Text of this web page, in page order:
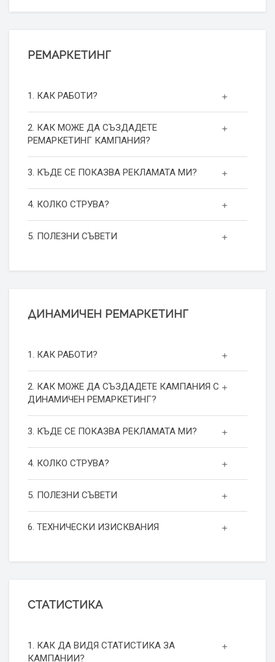
РЕМАРКЕТИНГ
1. КАК РАБОТИ?
2. КАК МОЖЕ ДА СЪЗДАДЕТЕ
РЕМАРКЕТИНГ КАМПАНИЯ?
3. КЪДЕ СЕ ПОКАЗВА РЕКЛАМАТА МИ?
4. КОЛКО СТРУВА?
5. ПОЛЕЗНИ СЪВЕТИ
ДИНАМИЧЕН РЕМАРКЕТИНГ
1. КАК РАБОТИ?
2. КАК МОЖЕ ДА СЪЗДАДЕТЕ КАМПАНИЯ С
ДИНАМИЧЕН РЕМАРКЕТИНГ?
3. КЪДЕ СЕ ПОКАЗВА РЕКЛАМАТА МИ?
4. КОЛКО СТРУВА?
5. ПОЛЕЗНИ СЪВЕТИ
6. ТЕХНИЧЕСКИ ИЗИСКВАНИЯ
СТАТИСТИКА
1. КАК ДА ВИДЯ СТАТИСТИКА ЗА
КАМПАНИИ?